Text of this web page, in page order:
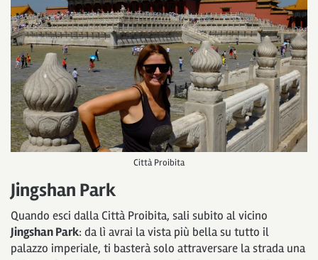
Città Proibita
Jingshan Park
Quando esci dalla Città Proibita, sali subito al vicino
Jingshan Park: da lì avrai la vista più bella su tutto il
palazzo imperiale, ti basterà solo attraversare la strada una